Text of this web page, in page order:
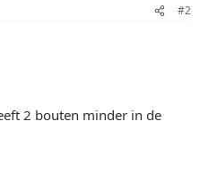
#2
2 bouten minder in de